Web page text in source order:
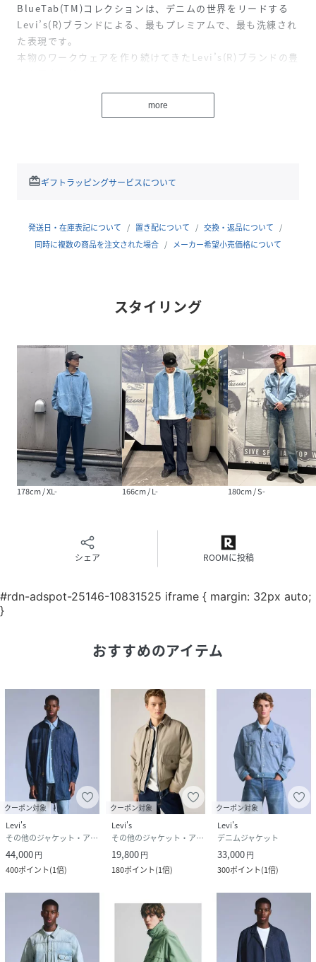
BlueTab(TM)コレクションは、デニムの世界をリードする
Levi’s(R)ブランドによる、最もプレミアムで、最も洗練され
た表現です。
本物のワークウェアを作り続けてきたLevi’s (R)ブランドの豊
はモダンな生地とエフォートレスなスタイリングで再構築さ
れ、過去と未来をつないでいます。どのアイテムもLevi’s
性別タイプ メンズ
原産国 -
性別タイプ メンズ
原産国
素材
サイズ S-、M-、L-、XL-
more
redeemギフトラッピングサービスについて
発送日・在庫表記について 置き配について
交換・返品について
同時に複数の商品を注文された場合
メーカー希望小売価格について
スタイリング
178cm / XL- 166cm / L- 180cm / S-
シェア ROOMに投稿
#rdn-adspot-25146-10831525 iframe { margin: 32px auto;
}
おすすめのアイテム
クーポン対象
Levi's
その他のジャケット・アウター
44,000円
400ポイント(1倍)
クーポン対象
Levi's
その他のジャケット・アウター
19,800円
180ポイント(1倍)
クーポン対象
Levi's
デニムジャケット
33,000円
300ポイント(1倍)